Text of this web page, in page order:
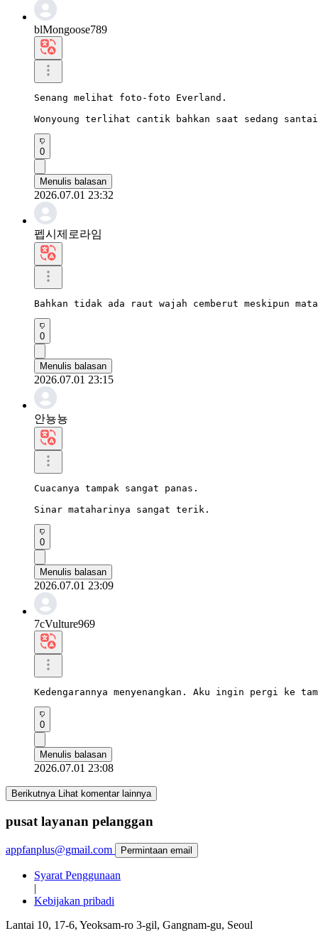
blMongoose789
Senang melihat foto-foto Everland.
Wonyoung terlihat cantik bahkan saat sedang
0
Menulis balasan
2026.07.01 23:32
펩시제로라임
Bahkan tidak ada raut wajah cemberut meskipun
0
Menulis balasan
2026.07.01 23:15
안뇽뇽
Cuacanya tampak sangat panas.
Sinar mataharinya sangat terik.
0
Menulis balasan
2026.07.01 23:09
7cVulture969
Kedengarannya menyenangkan. Aku ingin pergi ke
0
Menulis balasan
2026.07.01 23:08
Berikutnya Lihat komentar lainnya
pusat layanan pelanggan
appfanplus@gmail.com Permintaan email
Syarat Penggunaan
|
Kebijakan pribadi
Lantai 10, 17-6, Yeoksam-ro 3-gil, Gangnam-gu, Seoul